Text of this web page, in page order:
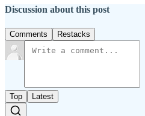
Discussion about this post
Comments Restacks
Top Latest